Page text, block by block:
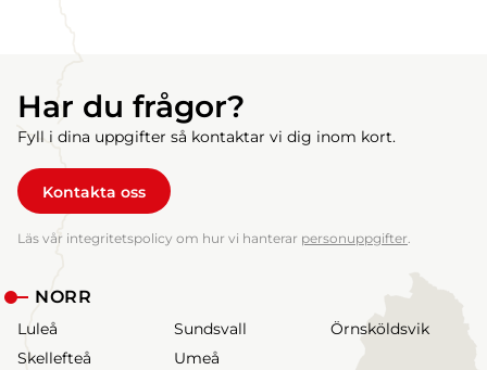
Har du frågor?
Fyll i dina uppgifter så kontaktar vi dig inom kort.
Kontakta oss
Läs vår integritetspolicy om hur vi hanterar personuppgifter.
NORR
Luleå
Skellefteå
Sundsvall
Umeå
Örnsköldsvik